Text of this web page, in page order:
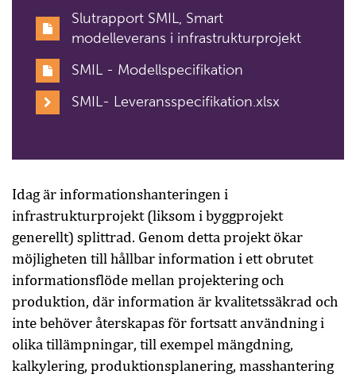
Slutrapport SMIL, Smart
modelleverans i infrastrukturprojekt
SMIL - Modellspecifikation
SMIL- Leveransspecifikation.xlsx
Idag är informationshanteringen i
infrastrukturprojekt (liksom i byggprojekt
generellt) splittrad. Genom detta projekt ökar
möjligheten till hållbar information i ett obrutet
informationsflöde mellan projektering och
produktion, där information är kvalitetssäkrad och
inte behöver återskapas för fortsatt användning i
olika tillämpningar, till exempel mängdning,
kalkylering, produktionsplanering, masshantering